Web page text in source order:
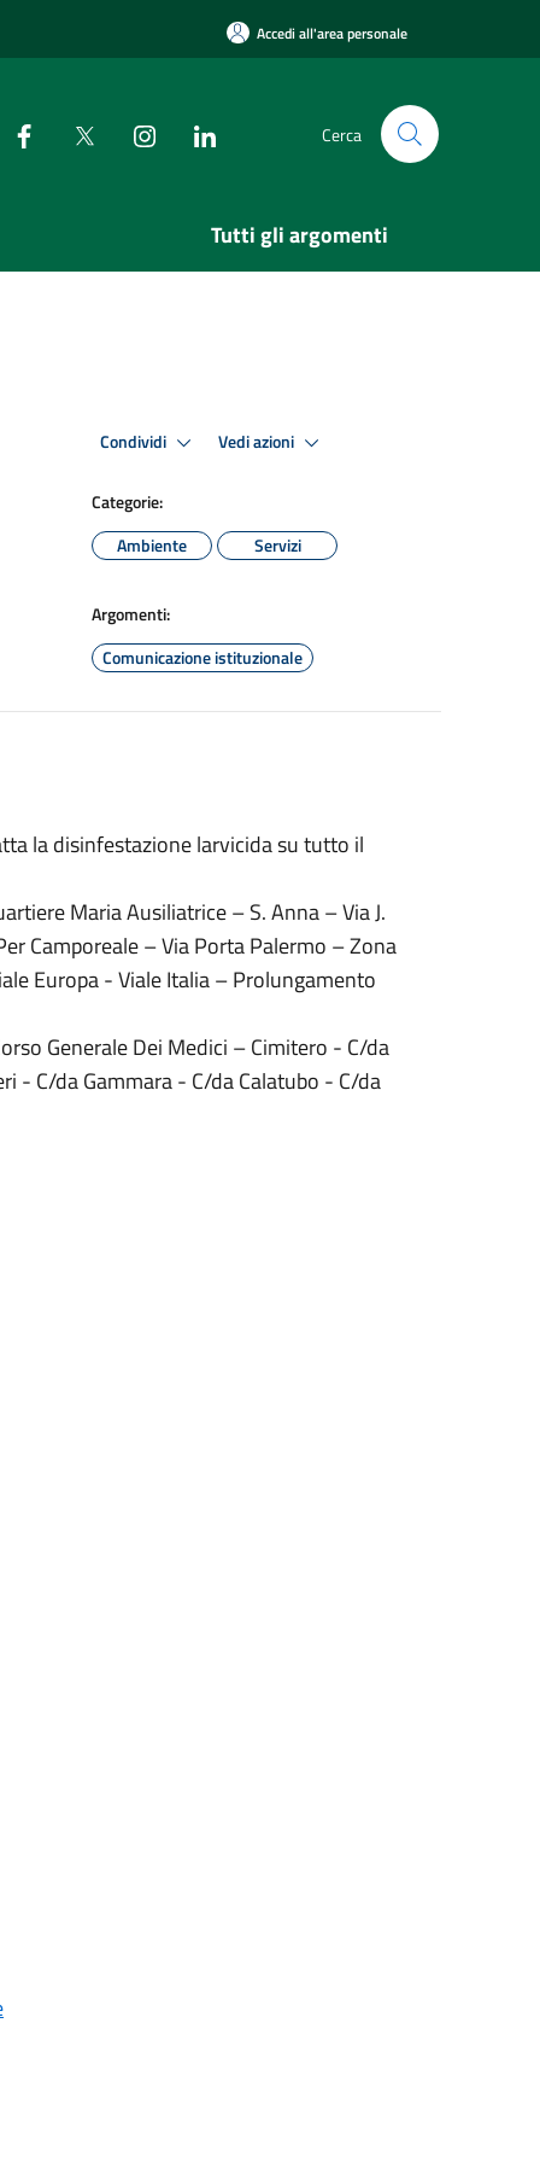
Accedi all'area personale
Cerca
Tutti gli argomenti
Condividi Vedi azioni
Categorie:
Ambiente
Servizi
Argomenti:
Comunicazione istituzionale
la disinfestazione larvicida su tutto il
Maria Ausiliatrice – S. Anna – Via J.
Camporeale – Via Porta Palermo – Zona
Europa - Viale Italia – Prolungamento
Generale Dei Medici – Cimitero - C/da
- C/da Gammara - C/da Calatubo - C/da